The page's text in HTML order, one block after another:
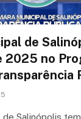
de
2025 no
de Salinópolis